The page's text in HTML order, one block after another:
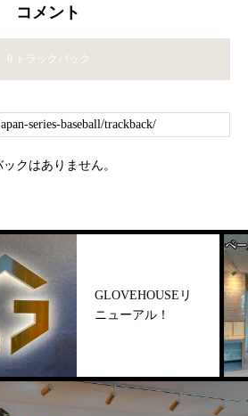
コメント
0 トラックバック
クはありません。
GLOVEHOUSEリ
ニューアル！